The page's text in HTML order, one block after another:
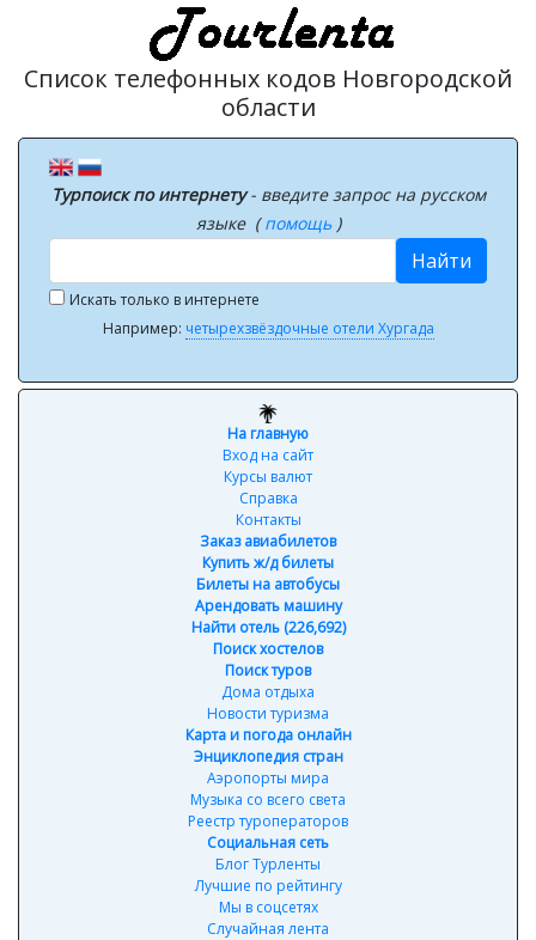
Список телефонных кодов Новгородской
области
Турпоиск по интернету- введите запрос на русском
языке (помощь )
Найти
Искать только в интернете
Например: четырехзвёздочные отели Хургада
На главную
Вход на сайт
Курсы валют
Справка
Контакты
Заказ авиабилетов
Купить ж/д билеты
Билеты на автобусы
Арендовать машину
Найти отель (226,692)
Поиск хостелов
Поиск туров
Дома отдыха
Новости туризма
Карта и погода онлайн
Энциклопедия стран
Аэропорты мира
Музыка со всего света
Реестр туроператоров
Социальная сеть
Блог Турленты
Лучшие по рейтингу
Мы в соцсетях
Случайная лента